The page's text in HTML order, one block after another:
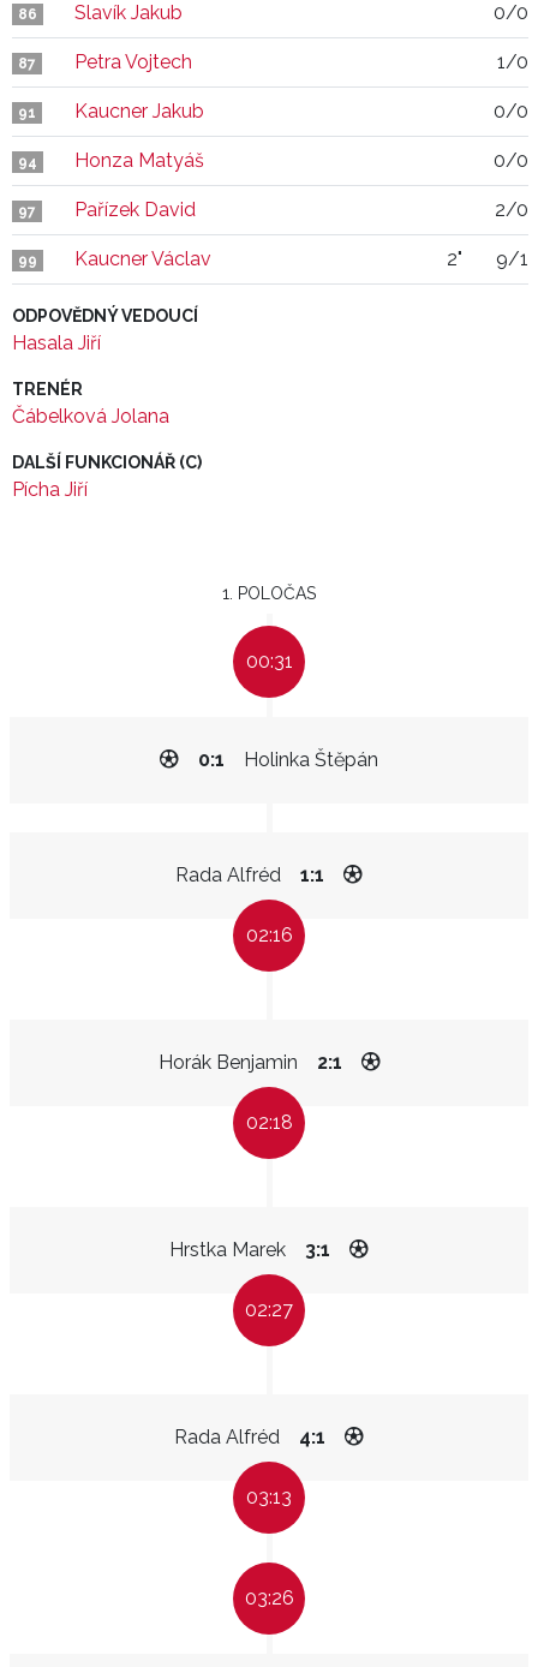
86 Slavík Jakub 0/0
87 Petra Vojtech 1/0
91 Kaucner Jakub 0/0
94 Honza Matyáš 0/0
97 Pařízek David 2/0
99 Kaucner Václav 2" 9/1
ODPOVĚDNÝ VEDOUCÍ
Hasala Jiří
TRENÉR
Čábelková Jolana
DALŠÍ FUNKCIONÁŘ (C)
Pícha Jiří
1. POLOČAS
00:31
Holinka Štěpán
0:1
Rada Alfréd 1:1
02:16
Horák Benjamin 2:1
02:18
Hrstka Marek 3:1
02:27
Rada Alfréd 4:1
03:13
03:26